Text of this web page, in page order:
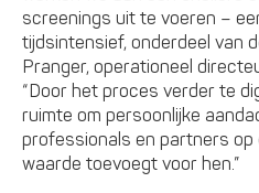
screenings uit te voeren –
tijdsintensief, onderdeel van
Pranger, operationeel
“Door het proces verder te
ruimte om persoonlijke
professionals en partners
waarde toevoegt voor hen.”